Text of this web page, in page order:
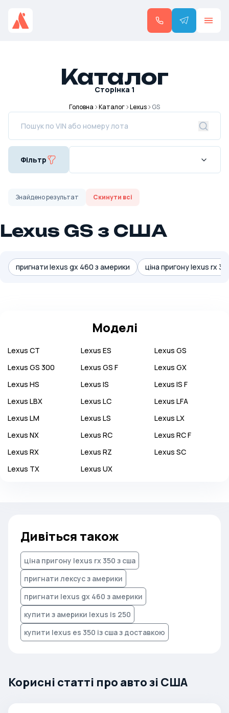
Каталог
Сторінка 1
Головна Каталог Lexus GS
Фільтр
Знайденорезультат Скинути всі
Lexus GS з США
пригнати lexus gx 460 з америки ціна пригону lexus rx
Моделі
Lexus CT Lexus ES Lexus GS
Lexus GS 300 Lexus GS F Lexus GX
Lexus HS Lexus IS Lexus IS F
Lexus LBX Lexus LC Lexus LFA
Lexus LM Lexus LS Lexus LX
Lexus NX Lexus RC Lexus RC F
Lexus RX Lexus RZ Lexus SC
Lexus TX Lexus UX
Дивіться також
ціна пригону lexus rx 350 з сша
пригнати лексус з америки
пригнати lexus gx 460 з америки
купити з америки lexus is 250
купити lexus es 350 із сша з доставкою
Корисні статті про авто зі США